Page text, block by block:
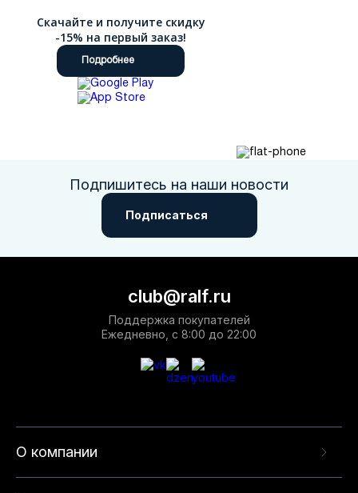
Скачайте и получите скидку
-15% на первый заказ!
Подробнее
Подпишитесь на наши новости
Подписаться
О компании
club@ralf.ru
Поддержка покупателей
Ежедневно, с 8:00 до 22:00